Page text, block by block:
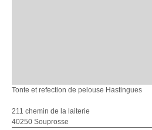
Tonte et refection de pelouse Hastingues
211 chemin de la laiterie
40250 Souprosse